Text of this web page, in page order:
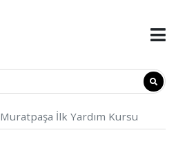
Muratpaşa İlk Yardım Kursu